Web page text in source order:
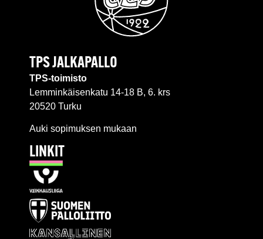
TPS JALKAPALLO
TPS-toimisto
Lemminkäisenkatu 14-18 B, 6. krs
20520 Turku
Auki sopimuksen mukaan
LINKIT